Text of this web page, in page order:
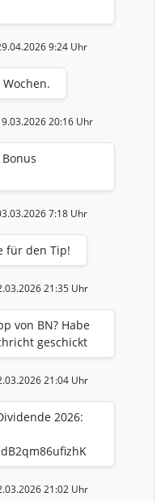
9:24 Uhr
20:16 Uhr
7:18 Uhr
für den Tip!
21:35 Uhr
von BN? Habe
geschickt
21:04 Uhr
2026:
21:02 Uhr